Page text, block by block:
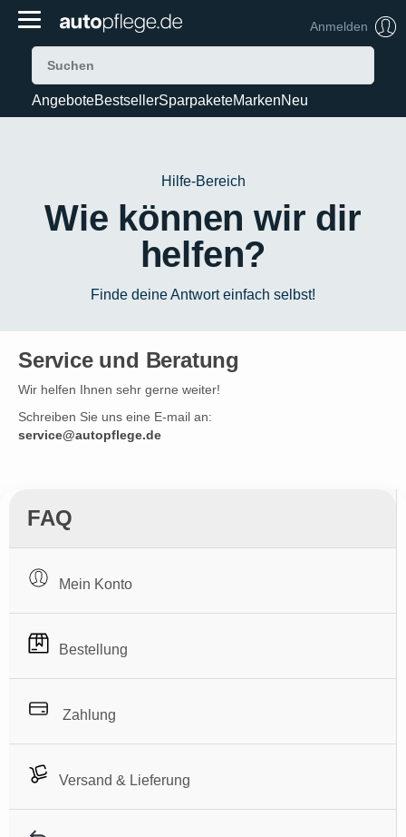
Anmelden
AngeboteBestsellerSparpaketeMarkenNeu
Hilfe-Bereich
Wie können wir dir
helfen?
Finde deine Antwort einfach selbst!
Service und Beratung
Wir helfen Ihnen sehr gerne weiter!
Schreiben Sie uns eine E-mail an:
service@autopflege.de
FAQ
Mein Konto
Bestellung
Zahlung
Versand & Lieferung